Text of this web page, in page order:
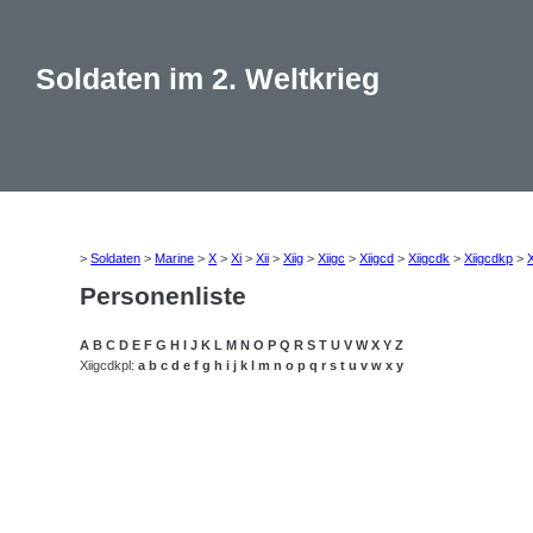
Soldaten im 2. Weltkrieg
>Soldaten >Marine >X >Xi >Xii >Xiig >Xiigc >Xiigcd >Xiigcdk >Xiigcdkp >
Personenliste
A B C D E F G H I J K L M N O P Q R S T U V W X Y Z
Xiigcdkpl:a b c d e f g h i j k l m n o p q r s t u v w x y